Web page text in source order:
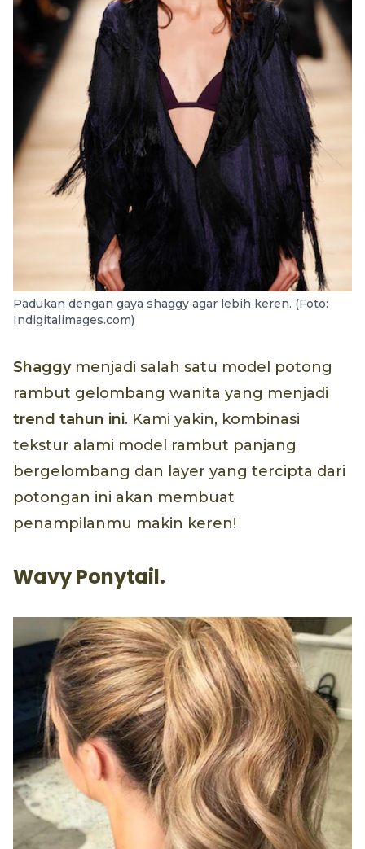
Padukan dengan gaya shaggy agar lebih keren. (Foto:
Indigitalimages.com)
Shaggymenjadi salah satu model potong
rambut gelombang wanita yang menjadi
trend tahun ini. Kami yakin, kombinasi
tekstur alami model rambut panjang
bergelombang dan layer yang tercipta dari
potongan ini akan membuat
penampilanmu makin keren!
Wavy Ponytail.